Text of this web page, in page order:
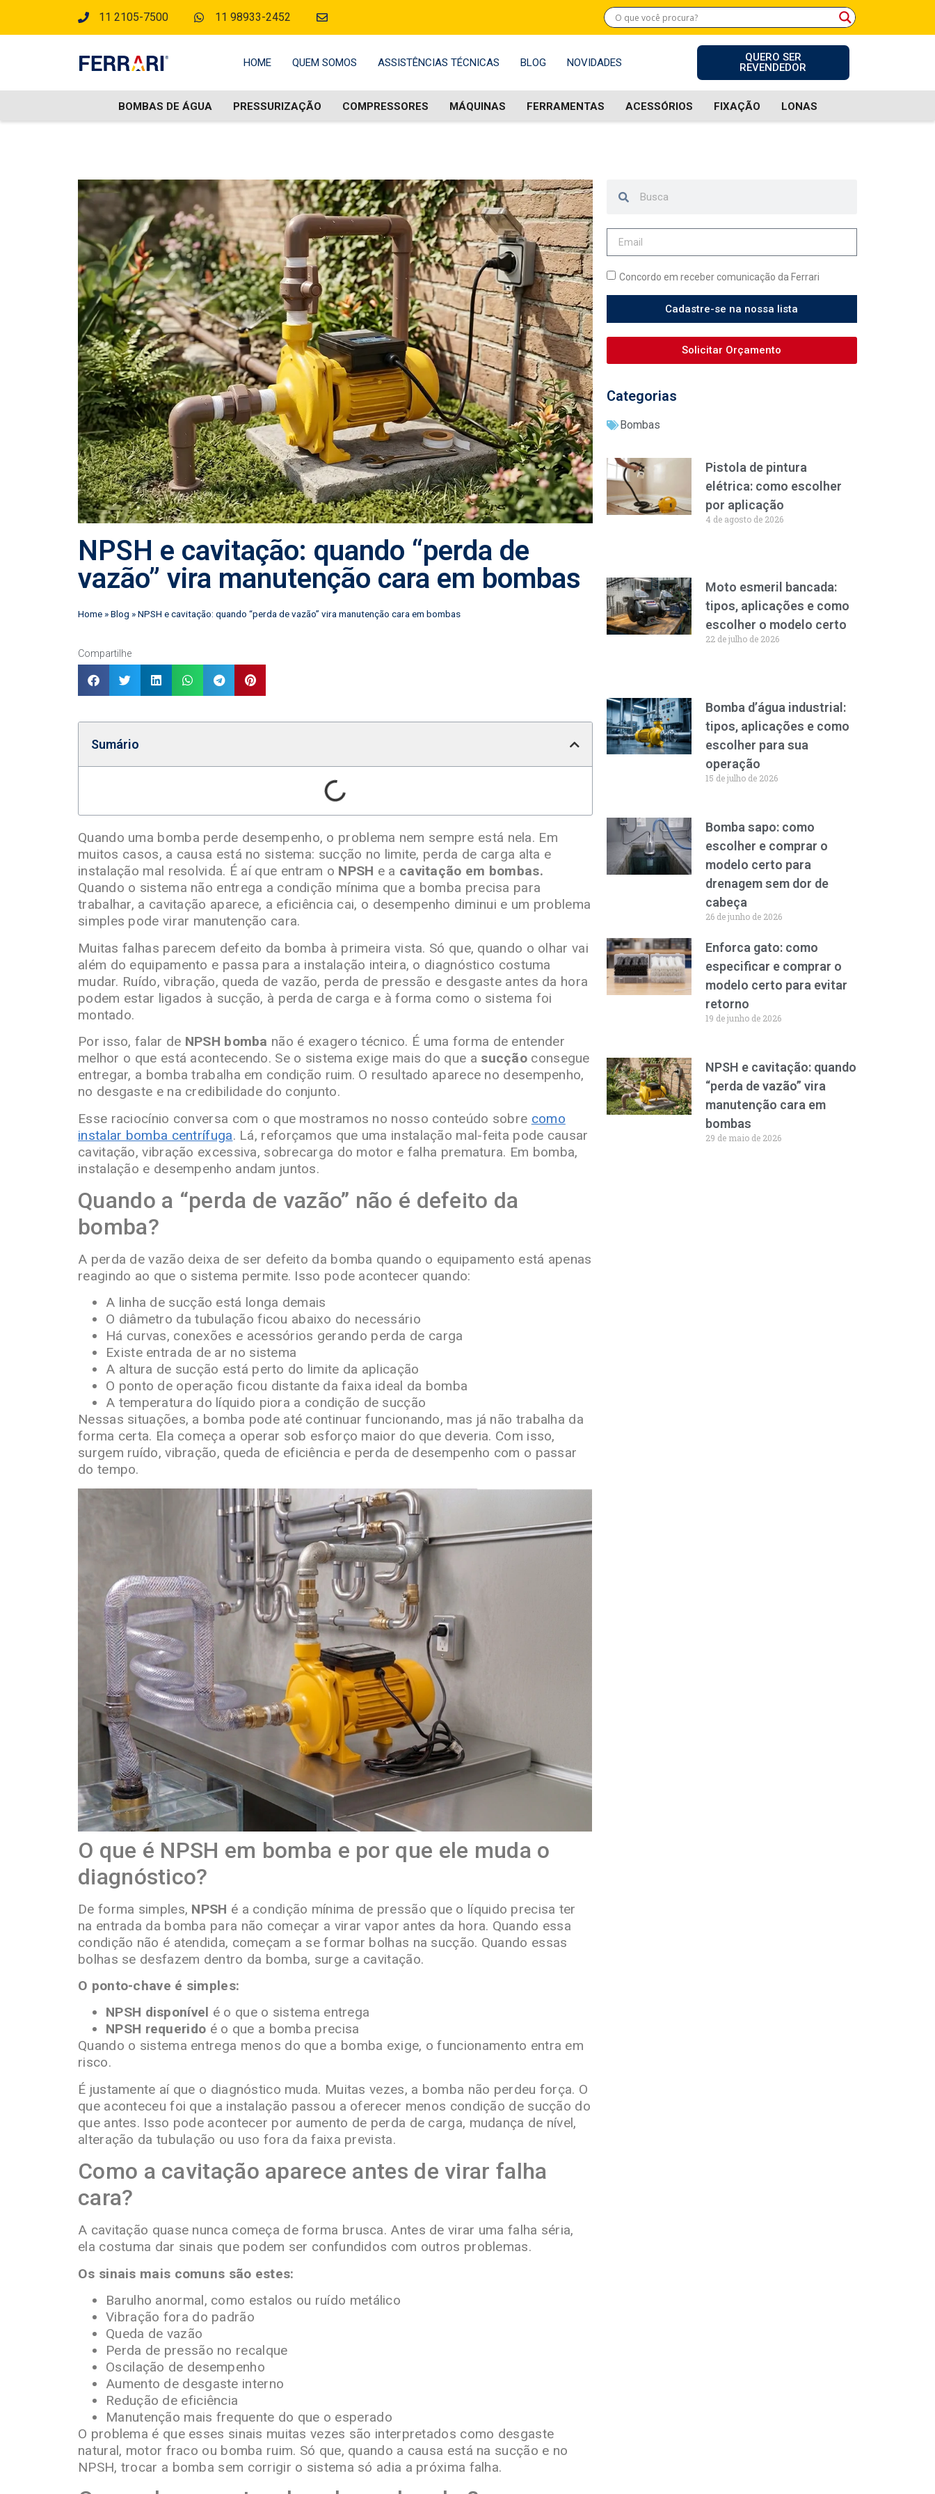
11 2105-7500 11 98933-2452
HOME QUEM SOMOS ASSISTÊNCIAS TÉCNICAS BLOG NOVIDADES
QUERO SER
REVENDEDOR
BOMBAS DE ÁGUA PRESSURIZAÇÃO COMPRESSORES MÁQUINAS FERRAMENTAS ACESSÓRIOS FIXAÇÃO LONAS
NPSH e cavitação: quando “perda de
vazão” vira manutenção cara em bombas
Home »Blog »NPSH e cavitação: quando “perda de vazão” vira manutenção cara em bombas
Compartilhe
Sumário
Quando uma bomba perde desempenho, o problema nem sempre está nela. Em
muitos casos, a causa está no sistema: sucção no limite, perda de carga alta e
instalação mal resolvida. É aí que entram o NPSH e a cavitação em bombas.
Quando o sistema não entrega a condição mínima que a bomba precisa para
trabalhar, a cavitação aparece, a eficiência cai, o desempenho diminui e um problema
simples pode virar manutenção cara.
Muitas falhas parecem defeito da bomba à primeira vista. Só que, quando o olhar vai
além do equipamento e passa para a instalação inteira, o diagnóstico costuma
mudar. Ruído, vibração, queda de vazão, perda de pressão e desgaste antes da hora
podem estar ligados à sucção, à perda de carga e à forma como o sistema foi
montado.
Por isso, falar de NPSH bomba não é exagero técnico. É uma forma de entender
melhor o que está acontecendo. Se o sistema exige mais do que a sucção consegue
entregar, a bomba trabalha em condição ruim. O resultado aparece no desempenho,
no desgaste e na credibilidade do conjunto.
Esse raciocínio conversa com o que mostramos no nosso conteúdo sobre como
instalar bomba centrífuga. Lá, reforçamos que uma instalação mal-feita pode causar
cavitação, vibração excessiva, sobrecarga do motor e falha prematura. Em bomba,
instalação e desempenho andam juntos.
Quando a “perda de vazão” não é defeito da
bomba?
A perda de vazão deixa de ser defeito da bomba quando o equipamento está apenas
reagindo ao que o sistema permite. Isso pode acontecer quando:
A linha de sucção está longa demais
O diâmetro da tubulação ficou abaixo do necessário
Há curvas, conexões e acessórios gerando perda de carga
Existe entrada de ar no sistema
A altura de sucção está perto do limite da aplicação
O ponto de operação ficou distante da faixa ideal da bomba
A temperatura do líquido piora a condição de sucção
Nessas situações, a bomba pode até continuar funcionando, mas já não trabalha da
forma certa. Ela começa a operar sob esforço maior do que deveria. Com isso,
surgem ruído, vibração, queda de eficiência e perda de desempenho com o passar
do tempo.
O que é NPSH em bomba e por que ele muda o
diagnóstico?
De forma simples, NPSH é a condição mínima de pressão que o líquido precisa ter
na entrada da bomba para não começar a virar vapor antes da hora. Quando essa
condição não é atendida, começam a se formar bolhas na sucção. Quando essas
bolhas se desfazem dentro da bomba, surge a cavitação.
O ponto-chave é simples:
NPSH disponível é o que o sistema entrega
NPSH requerido é o que a bomba precisa
Quando o sistema entrega menos do que a bomba exige, o funcionamento entra em
risco.
É justamente aí que o diagnóstico muda. Muitas vezes, a bomba não perdeu força. O
que aconteceu foi que a instalação passou a oferecer menos condição de sucção do
que antes. Isso pode acontecer por aumento de perda de carga, mudança de nível,
alteração da tubulação ou uso fora da faixa prevista.
Como a cavitação aparece antes de virar falha
cara?
A cavitação quase nunca começa de forma brusca. Antes de virar uma falha séria,
ela costuma dar sinais que podem ser confundidos com outros problemas.
Os sinais mais comuns são estes:
Barulho anormal, como estalos ou ruído metálico
Vibração fora do padrão
Queda de vazão
Perda de pressão no recalque
Oscilação de desempenho
Aumento de desgaste interno
Redução de eficiência
Manutenção mais frequente do que o esperado
O problema é que esses sinais muitas vezes são interpretados como desgaste
natural, motor fraco ou bomba ruim. Só que, quando a causa está na sucção e no
NPSH, trocar a bomba sem corrigir o sistema só adia a próxima falha.
Concordo em receber comunicação da Ferrari
Cadastre-se na nossa lista
Solicitar Orçamento
Categorias
Bombas
Pistola de pintura
elétrica: como escolher
por aplicação
4 de agosto de 2026
Moto esmeril bancada:
tipos, aplicações e como
escolher o modelo certo
22 de julho de 2026
Bomba d’água industrial:
tipos, aplicações e como
escolher para sua
operação
15 de julho de 2026
Bomba sapo: como
escolher e comprar o
modelo certo para
drenagem sem dor de
cabeça
26 de junho de 2026
Enforca gato: como
especificar e comprar o
modelo certo para evitar
retorno
19 de junho de 2026
NPSH e cavitação: quando
“perda de vazão” vira
manutenção cara em
bombas
29 de maio de 2026